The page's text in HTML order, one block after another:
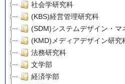
社会学研究科
(KBS)経営管理研究科
(SDM)システムデザイン・マ
(KMD)メディアデザイン研究
法務研究科
文学部
経済学部